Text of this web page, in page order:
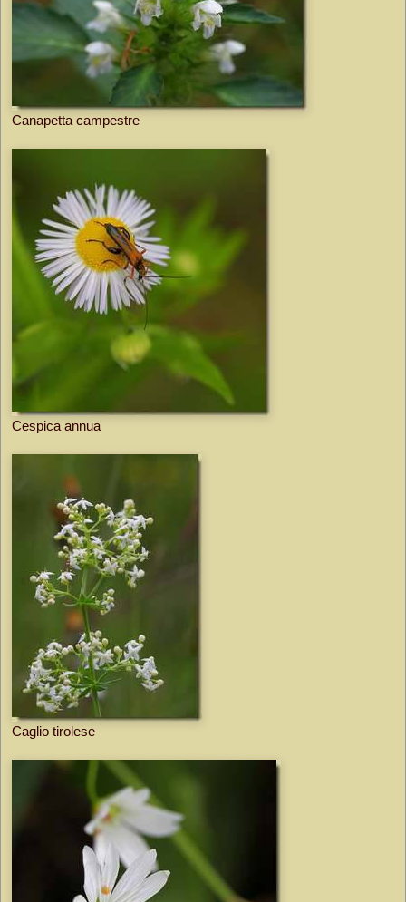
Canapetta campestre
Cespica annua
Caglio tirolese